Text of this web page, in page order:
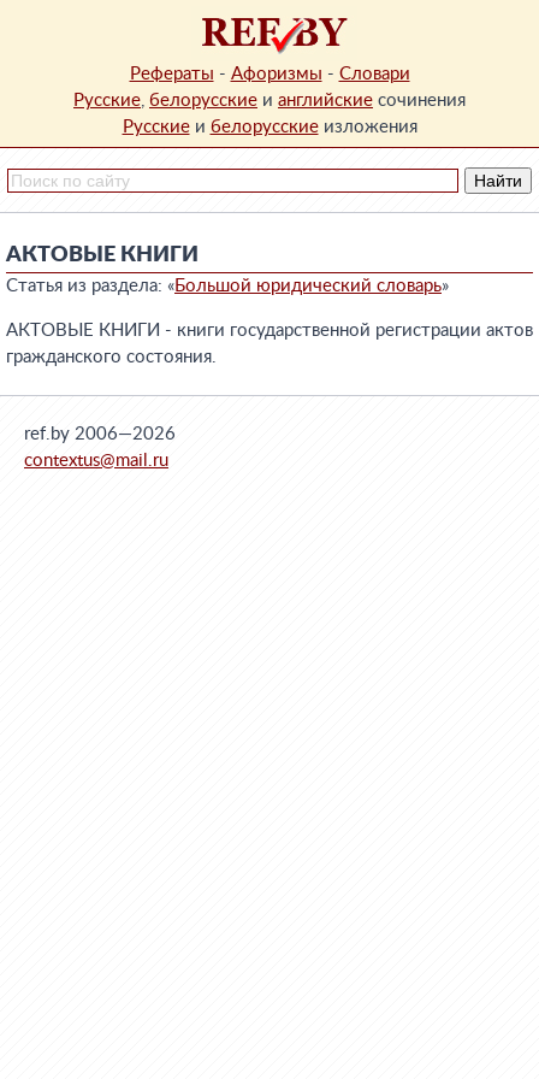
Рефераты - Афоризмы - Словари
Русские, белорусские и английские сочинения
Русскиеи белорусскиеизложения
АКТОВЫЕ КНИГИ
Статья из раздела: «Большой юридический словарь»
АКТОВЫЕ КНИГИ - книги государственной регистрации актов
гражданского состояния.
ref.by 2006—2026
contextus@mail.ru